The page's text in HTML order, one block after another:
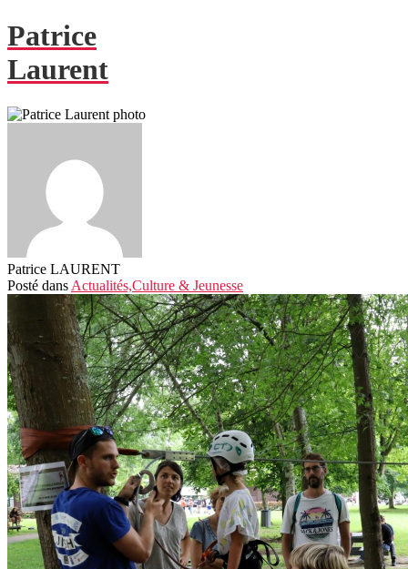
Patrice
Laurent
Patrice LAURENT
Posté dans Actualités,Culture & Jeunesse